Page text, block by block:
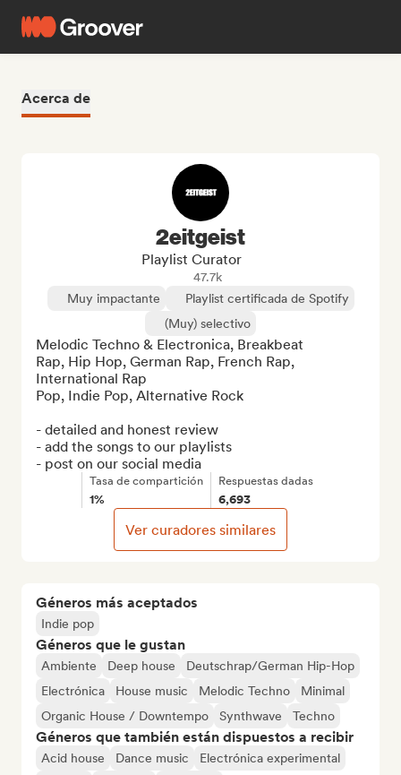
Acerca de
Géneros más aceptados
Indie pop
Géneros que le gustan
Ambiente Deep house
Deutschrap/German Hip-Hop
Electrónica
House music Melodic Techno
Minimal
Organic House / Downtempo
Synthwave Techno
Géneros que también están dispuestos a recibir
Acid house Dance music
Electrónica experimental
2eitgeist
Playlist Curator
47.7k
Muy impactante
Playlist certificada de Spotify
(Muy) selectivo
Melodic Techno & Electronica, Breakbeat
Rap, Hip Hop, German Rap, French Rap,
International Rap
Pop, Indie Pop, Alternative Rock
- detailed and honest review
- add the songs to our playlists
- post on our social media
Tasa de compartición
1%
Respuestas dadas
6,693
Ver curadores similares